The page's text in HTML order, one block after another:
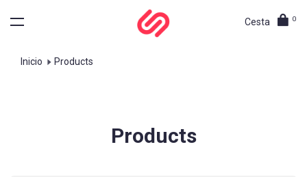
Cesta 0
Inicio Products
Products